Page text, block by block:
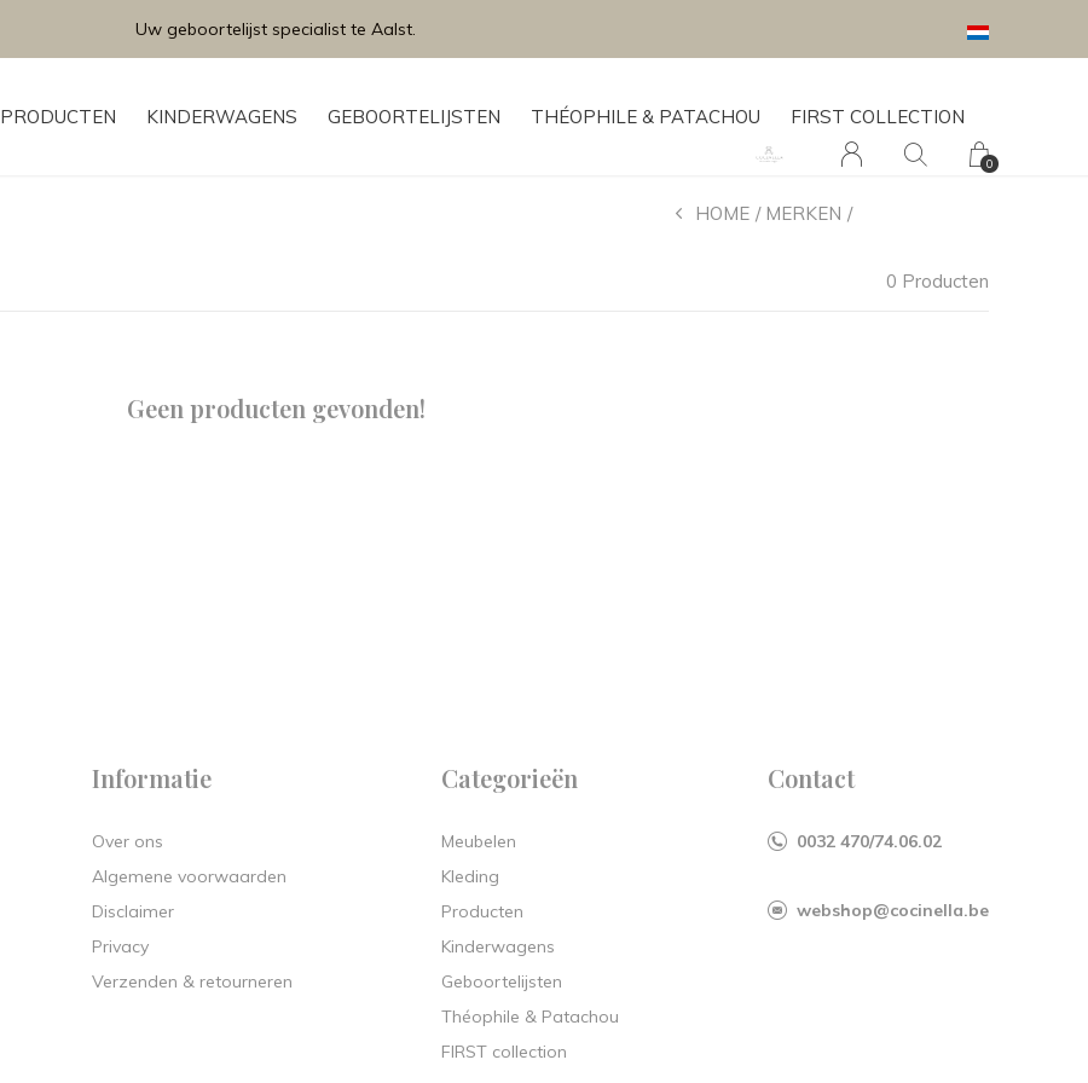
PRODUCTEN KINDERWAGENS GEBOORTELIJSTEN THÉOPHILE & PATACHOU FIRST COLLECTION
0
Uw geboortelijst specialist te Aalst.
HOME MERKEN
0 Producten
Geen producten gevonden!
Informatie
Over ons
Algemene voorwaarden
Disclaimer
Privacy
Verzenden & retourneren
Categorieën
Meubelen
Kleding
Producten
Kinderwagens
Geboortelijsten
Théophile & Patachou
FIRST collection
Contact
0032 470/74.06.02
webshop@cocinella.be